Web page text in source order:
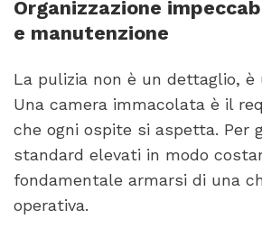
Organizzazione
e manutenzione
La pulizia non è un dettaglio, è
Una camera immacolata è il
che ogni ospite si aspetta. Per
standard elevati in modo
fondamentale armarsi di una
operativa.